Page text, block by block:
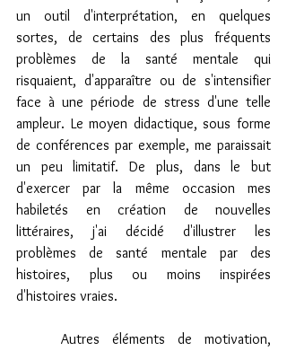
un outil d'interprétation, en quelques
sortes, de certains des plus fréquents
problèmes de la santé mentale qui
risquaient, d'apparaître ou de s'intensifier
face à une période de stress d'une telle
ampleur. Le moyen didactique, sous forme
de conférences par exemple, me paraissait
un peu limitatif. De plus, dans le but
d'exercer par la même occasion mes
habiletés en création de nouvelles
littéraires, j'ai décidé d'illustrer les
problèmes de santé mentale par des
histoires, plus ou moins inspirées
d'histoires vraies.